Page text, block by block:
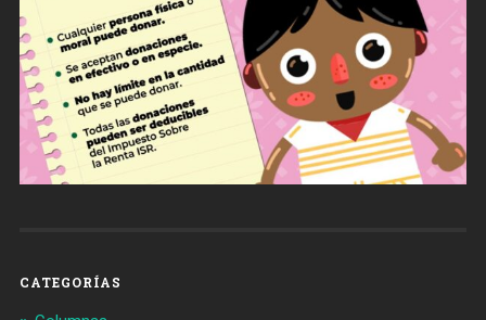
CATEGORÍAS